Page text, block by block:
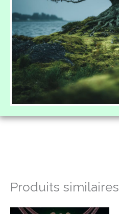
Produits similaires